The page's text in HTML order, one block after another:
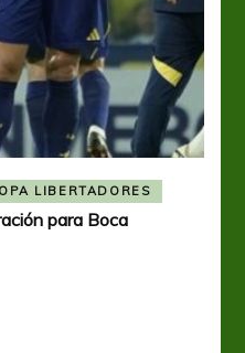
LIBERTADORES
para Boca